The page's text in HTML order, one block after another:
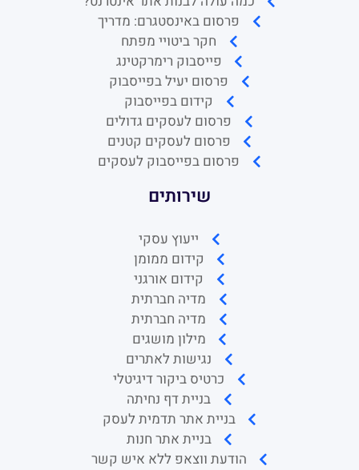
פרסום באינסטגרם: מדריך
חקר ביטויי מפתח
פייסבוק רימרקטינג
פרסום יעיל בפייסבוק
קידום בפייסבוק
פרסום לעסקים גדולים
פרסום לעסקים קטנים
פרסום בפייסבוק לעסקים
שירותים
ייעוץ עסקי
קידום ממומן
קידום אורגני
מדיה חברתית
מדיה חברתית
מילון מושגים
נגישות לאתרים
כרטיס ביקור דיגיטלי
בניית דף נחיתה
בניית אתר תדמית לעסק
בניית אתר חנות
הודעת ווצאפ ללא איש קשר